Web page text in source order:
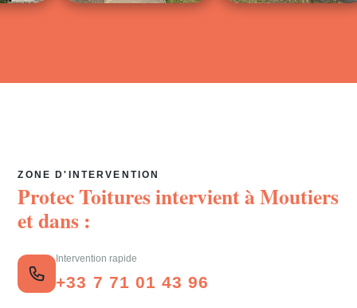
ZONE D'INTERVENTION
Protec Toitures intervient àMoutiers
et dans :
Intervention rapide
+33 7 71 01 43 96